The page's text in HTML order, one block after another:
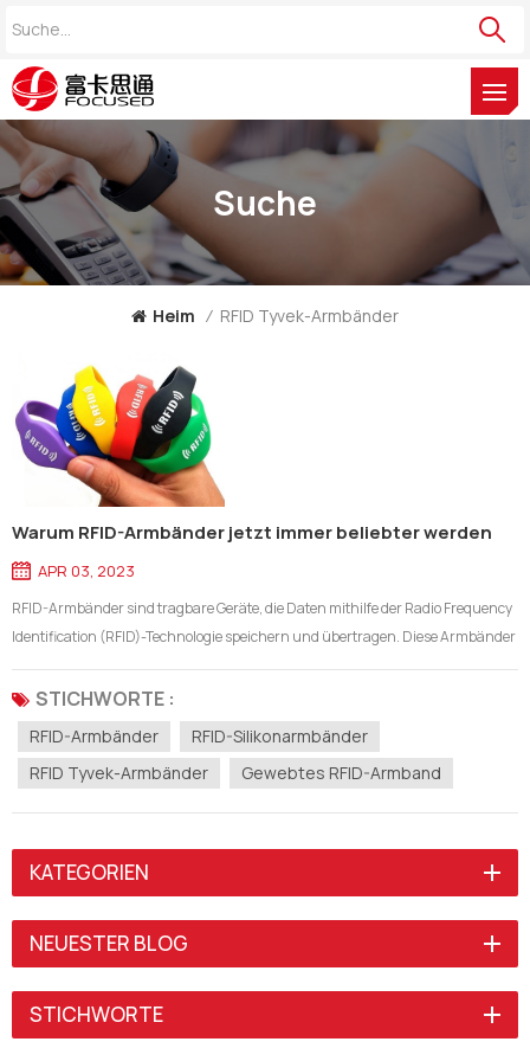
Suche
Heim / RFID Tyvek-Armbänder
Warum RFID-Armbänder jetzt immer beliebter werden
APR 03, 2023
RFID-Armbänder sind tragbare Geräte, die Daten mithilfe der Radio Frequency
Identification (RFID)-Technologie speichern und übertragen. Diese Armbänder
werden in einer Vielzahl von Anwendungen immer beliebter, darunter
Veranstaltungsmanagement, Zugangskontrolle und bargeldloses Bezahlen.
In diesem...
STICHWORTE :
RFID-Armbänder
RFID-Silikonarmbänder
RFID Tyvek-Armbänder
Gewebtes RFID-Armband
KATEGORIEN
NEUESTER BLOG
STICHWORTE